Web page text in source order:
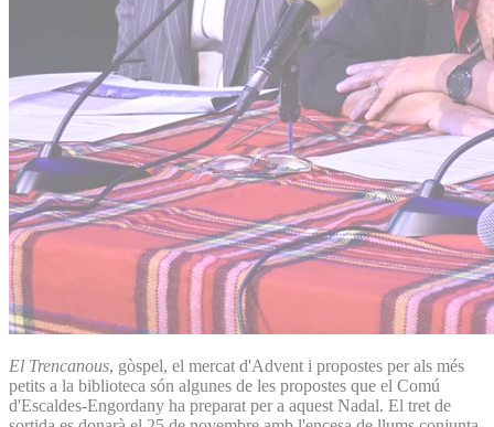
El Trencanous, gòspel, el mercat d'Advent i propostes per als més
petits a la biblioteca són algunes de les propostes que el Comú
d'Escaldes-Engordany ha preparat per a aquest Nadal. El tret de